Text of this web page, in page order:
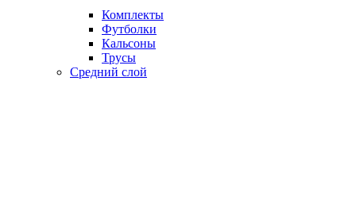
Комплекты
Футболки
Кальсоны
Трусы
Средний слой